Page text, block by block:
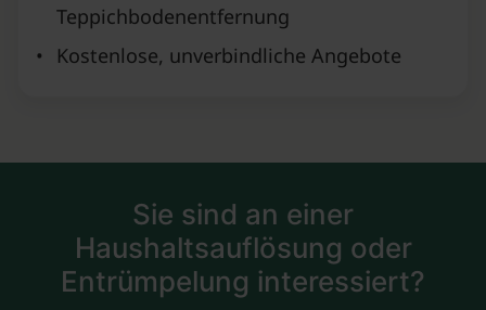
Teppichbodenentfernung
•
Kostenlose, unverbindliche Angebote